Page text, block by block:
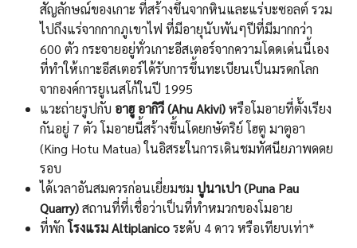
สัญลักษณ์ของเกาะ ที่สร้างขึ้นจากหินและแร่บะซอลต์ รวม
ไปถึงแร่จากกากภูเขาไฟ ที่มีอายุนับพันๆปีที่มีมากกว่า
600 ตัว กระจายอยู่ทั่วเกาะอีสเตอร์จากความโดดเด่นนี้เอง
ที่ทำให้เกาะอีสเตอร์ได้รับการขึ้นทะเบียนเป็นมรดกโลก
จากองค์การยูเนสโก้ในปี 1995
แวะถ่ายรูปกับ อาฮู อากิวี (Ahu Akivi)หรือโมอายที่ตั้งเรียง
กันอยู่ 7 ตัว โมอายนี้สร้างขึ้นโดยกษัตริย์ โฮตู มาตูอา
(King Hotu Matua) ในอิสระในการเดินชมทัศนียภาพดดย
รอบ
ได้เวลาอันสมควรก่อนเยี่ยมชม ปูนาเปา (Puna Pau
Quarry)สถานที่ที่เชื่อว่าเป็นที่ทำหมวกของโมอาย
ที่พัก โรงแรม Altiplanicoระดับ 4 ดาว หรือเทียบเท่า*